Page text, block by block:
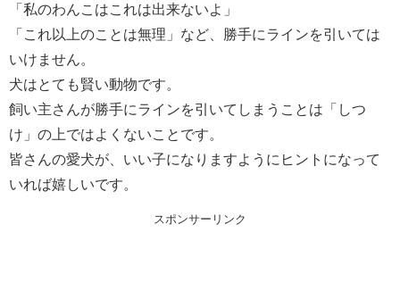
「私のわんこはこれは出来ないよ」
「これ以上のことは無理」など、勝手にラインを引いては
いけません。
犬はとても賢い動物です。
飼い主さんが勝手にラインを引いてしまうことは「しつ
け」の上ではよくないことです。
皆さんの愛犬が、いい子になりますようにヒントになって
いれば嬉しいです。
スポンサーリンク